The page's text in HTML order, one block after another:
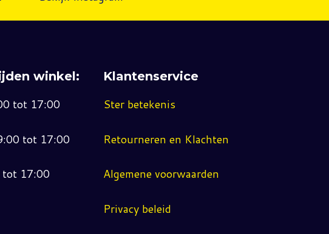
winkel:
tot 17:00
tot 17:00
tot 17:00
Klantenservice
Ster betekenis
Retourneren en Klachten
Algemene voorwaarden
Privacy beleid